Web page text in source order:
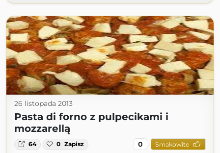
26 listopada 2013
Pasta di forno z pulpecikami i
mozzarellą
64 0 Zapisz 0 Smakowite